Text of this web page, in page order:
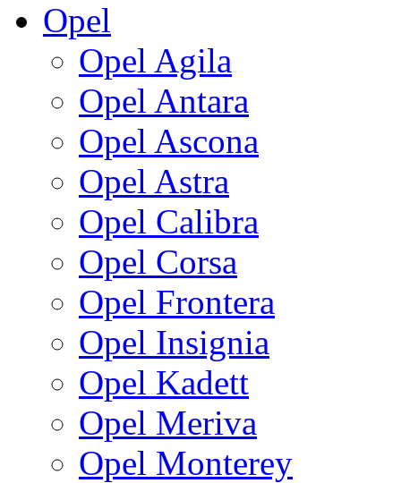
Opel
Opel Agila
Opel Antara
Opel Ascona
Opel Astra
Opel Calibra
Opel Corsa
Opel Frontera
Opel Insignia
Opel Kadett
Opel Meriva
Opel Monterey